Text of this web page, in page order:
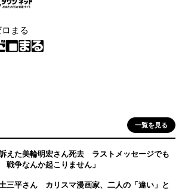
ロまる
一覧を見る
えた美輪明宏さん死去 ラストメッセージでも
争なんか起こりません」
三平さん カリスマ漫画家、二人の「違い」と